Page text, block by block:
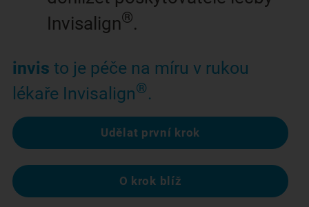
Invisalign®.
invis to je péče na míru v rukou
lékaře Invisalign®.
Udělat první krok
O krok blíž